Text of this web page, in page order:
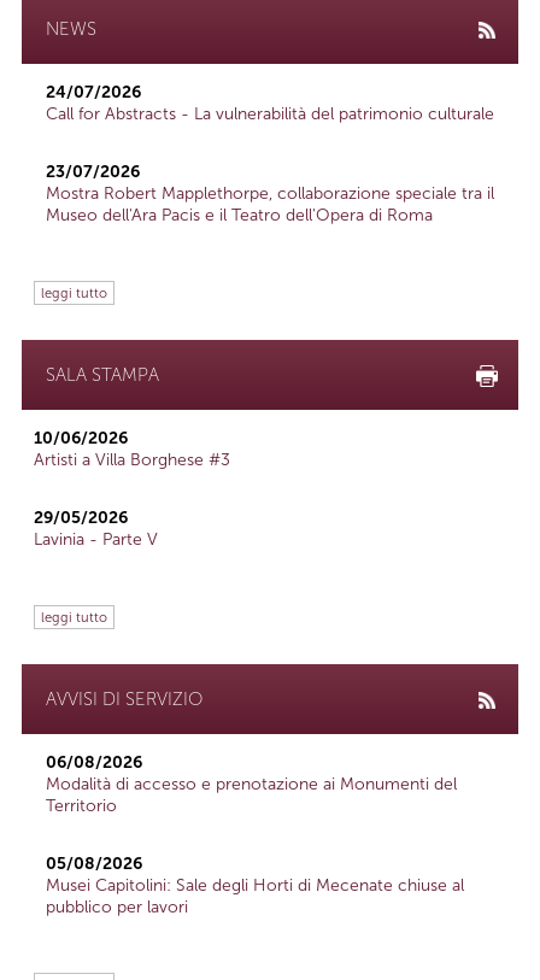
NEWS
24/07/2026
Call for Abstracts - La vulnerabilità del patrimonio culturale
23/07/2026
Mostra Robert Mapplethorpe, collaborazione speciale tra il
Museo dell'Ara Pacis e il Teatro dell'Opera di Roma
leggi tutto
SALA STAMPA
10/06/2026
Artisti a Villa Borghese #3
29/05/2026
Lavinia - Parte V
leggi tutto
AVVISI DI SERVIZIO
06/08/2026
Modalità di accesso e prenotazione ai Monumenti del
Territorio
05/08/2026
Musei Capitolini: Sale degli Horti di Mecenate chiuse al
pubblico per lavori